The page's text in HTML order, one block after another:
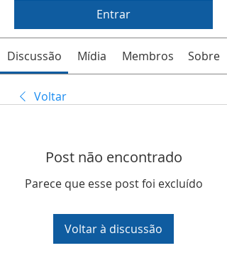
Entrar
Discussão Mídia Membros Sobre
Voltar
Post não encontrado
Parece que esse post foi excluído
Voltar à discussão